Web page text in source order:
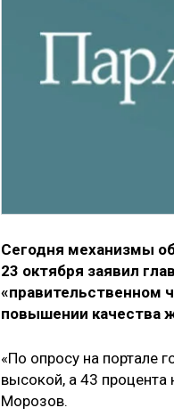
Сегодня механизмы
23 октября заявил
«правительственном
повышении качества
«По опросу на портале
высокой, а 43
Морозов.